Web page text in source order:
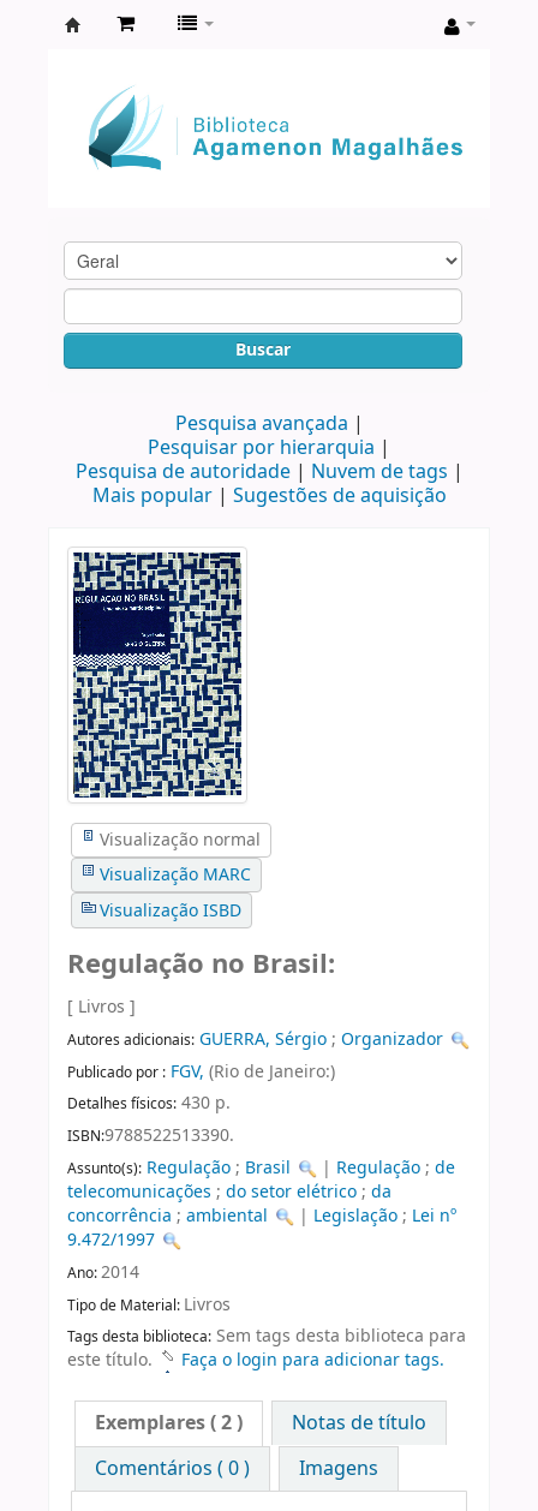
Agamenon
Magalhães
Buscar
Pesquisa avançada
Pesquisar por hierarquia
Pesquisa de autoridade
Nuvem de tags
Mais popular
Sugestões de aquisição
Visualização normal
Visualização MARC
Visualização ISBD
Regulação no Brasil:
[ Livros ]
Autores adicionais: GUERRA, Sérgio; Organizador
Publicado por : FGV, (Rio de Janeiro:)
Detalhes físicos: 430 p.
ISBN:9788522513390.
Assunto(s): Regulação; Brasil | Regulação;de
telecomunicações ; do setor elétrico; da
concorrência ; ambiental | Legislação; Lei nº
9.472/1997
Ano:2014
Tipo de Material: Livros
Tags desta biblioteca: Sem tags desta biblioteca para
este título.
Faça o login para adicionar tags.
Exemplares( 2 )
Notas de título
Comentários ( 0 )
Imagens